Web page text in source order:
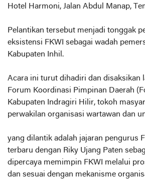
Hotel Harmoni, Jalan Abdul Manap,
Pelantikan tersebut menjadi tonggak
eksistensi FKWI sebagai wadah
Kabupaten Inhil.
Acara ini turut dihadiri dan disaksikan
Forum Koordinasi Pimpinan Daerah
Kabupaten Indragiri Hilir, tokoh
perwakilan organisasi wartawan dan
yang dilantik adalah jajaran pengurus
terbaru dengan Riky Ujang Paten
dipercaya memimpin FKWI melalui
dan sesuai dengan mekanisme